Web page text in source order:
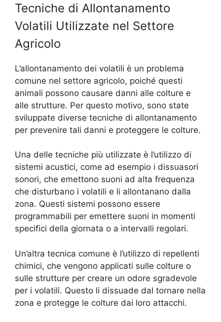
Tecniche di Allontanamento
Volatili Utilizzate nel Settore
Agricolo
L’allontanamento dei volatili è un problema
comune nel settore agricolo, poiché questi
animali possono causare danni alle colture e
alle strutture. Per questo motivo, sono state
sviluppate diverse tecniche di allontanamento
per prevenire tali danni e proteggere le colture.
Una delle tecniche più utilizzate è l’utilizzo di
sistemi acustici, come ad esempio i dissuasori
sonori, che emettono suoni ad alta frequenza
che disturbano i volatili e li allontanano dalla
zona. Questi sistemi possono essere
programmabili per emettere suoni in momenti
specifici della giornata o a intervalli regolari.
Un’altra tecnica comune è l’utilizzo di repellenti
chimici, che vengono applicati sulle colture o
sulle strutture per creare un odore sgradevole
per i volatili. Questo li dissuade dal tornare nella
zona e protegge le colture dai loro attacchi.